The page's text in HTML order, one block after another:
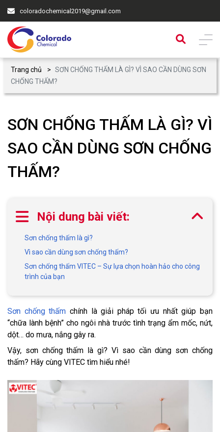
coloradochemical2019@gmail.com
Trang chủ
SƠN CHỐNG THẤM LÀ GÌ? VÌ SAO CẦN DÙNG SƠN
CHỐNG THẤM?
SƠN CHỐNG THẤM LÀ GÌ? VÌ
SAO CẦN DÙNG SƠN CHỐNG
THẤM?
Nội dung bài viết:
Sơn chống thấm là gì?
Vì sao cần dùng sơn chống thấm?
Sơn chống thấm VITEC – Sự lựa chọn hoàn hảo cho công
trình của bạn
Sơn chống thấm chính là giải pháp tối ưu nhất giúp bạn
“chữa lành bệnh” cho ngôi nhà trước tình trạng ẩm mốc, nứt,
dột… do mưa, nắng gây ra.
Vậy, sơn chống thấm là gì? Vì sao cần dùng sơn chống
thấm? Hãy cùng VITEC tìm hiểu nhé!